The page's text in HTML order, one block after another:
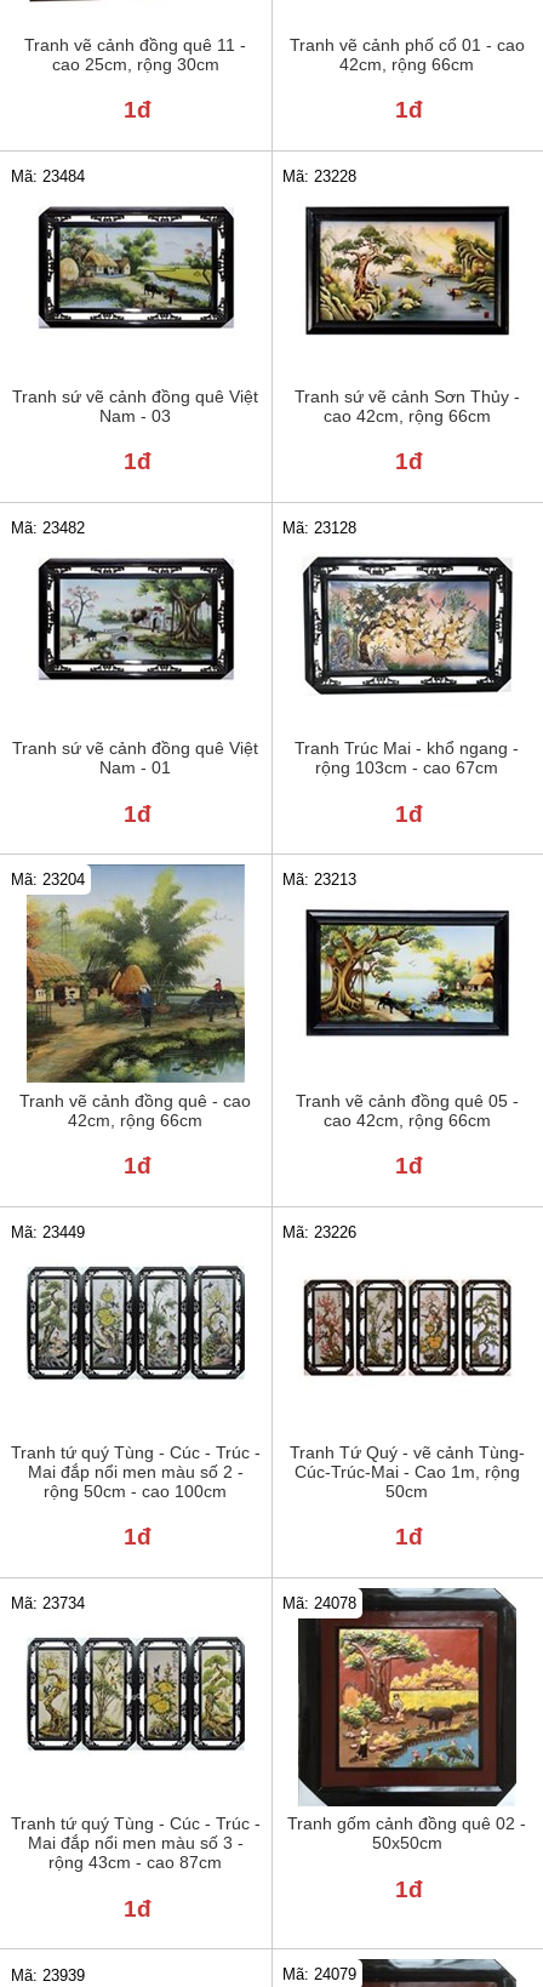
Tranh vẽ cảnh đồng quê 11 -
cao 25cm, rộng 30cm
1đ
Tranh vẽ cảnh phố cổ 01 - cao
42cm, rộng 66cm
1đ
Tranh sứ vẽ cảnh đồng quê Việt
Nam - 03
Mã: 23484
1đ
Tranh sứ vẽ cảnh Sơn Thủy -
cao 42cm, rộng 66cm
Mã: 23228
1đ
Tranh sứ vẽ cảnh đồng quê Việt
Nam - 01
Mã: 23482
1đ
Tranh Trúc Mai - khổ ngang -
rộng 103cm - cao 67cm
Mã: 23128
1đ
Tranh vẽ cảnh đồng quê - cao
42cm, rộng 66cm
Mã: 23204
1đ
Tranh vẽ cảnh đồng quê 05 -
cao 42cm, rộng 66cm
Mã: 23213
1đ
Tranh tứ quý Tùng - Cúc - Trúc -
Mai đắp nổi men màu số 2 -
rộng 50cm - cao 100cm
Mã: 23449
1đ
Tranh Tứ Quý - vẽ cảnh Tùng-
Cúc-Trúc-Mai - Cao 1m, rộng
50cm
Mã: 23226
1đ
Tranh tứ quý Tùng - Cúc - Trúc -
Mai đắp nổi men màu số 3 -
rộng 43cm - cao 87cm
Mã: 23734
1đ
Tranh gốm cảnh đồng quê 02 -
50x50cm
Mã: 24078
1đ
Mã: 23939 Mã: 24079